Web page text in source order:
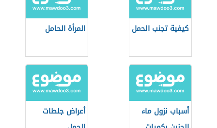
كيفية تجنب الحمل المرأة الحامل
أسباب نزول ماء
أعراض جلطات